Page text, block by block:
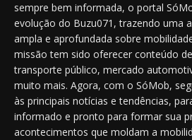
sempre bem informada, o portal
evolução do Buzu071, trazendo uma
ampla e aprofundada sobre
missão tem sido oferecer conteúdo
transporte público, mercado
muito mais. Agora, com o SóMob,
às principais notícias e tendências,
informado e pronto para formar sua
acontecimentos que moldam a